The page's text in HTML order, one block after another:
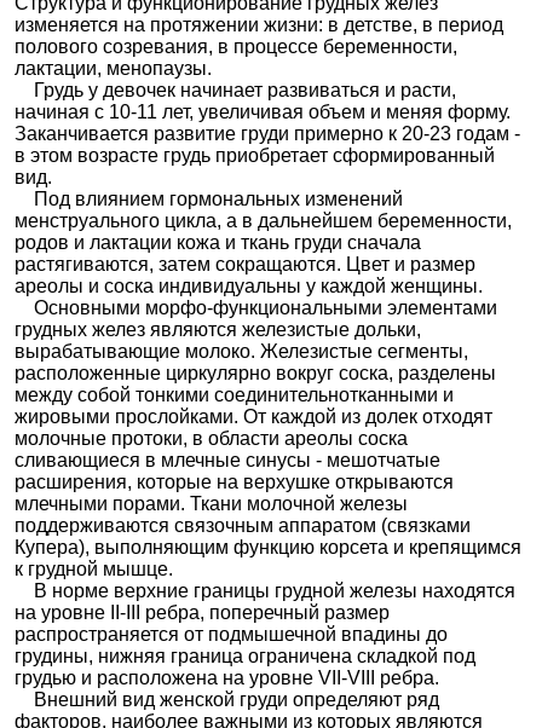
изменяется на протяжении жизни: в детстве, в период
полового созревания, в процессе беременности,
лактации, менопаузы.
Грудь у девочек начинает развиваться и расти,
начиная с 10-11 лет, увеличивая объем и меняя форму.
Заканчивается развитие груди примерно к 20-23 годам -
в этом возрасте грудь приобретает сформированный
вид.
Под влиянием гормональных изменений
менструального цикла, а в дальнейшем беременности,
родов и лактации кожа и ткань груди сначала
растягиваются, затем сокращаются. Цвет и размер
ареолы и соска индивидуальны у каждой женщины.
Основными морфо-функциональными элементами
грудных желез являются железистые дольки,
вырабатывающие молоко. Железистые сегменты,
расположенные циркулярно вокруг соска, разделены
между собой тонкими соединительнотканными и
жировыми прослойками. От каждой из долек отходят
молочные протоки, в области ареолы соска
сливающиеся в млечные синусы - мешотчатые
расширения, которые на верхушке открываются
млечными порами. Ткани молочной железы
поддерживаются связочным аппаратом (связками
Купера), выполняющим функцию корсета и крепящимся
к грудной мышце.
В норме верхние границы грудной железы находятся
на уровне II-III ребра, поперечный размер
распространяется от подмышечной впадины до
грудины, нижняя граница ограничена складкой под
грудью и расположена на уровне VII-VIII ребра.
Внешний вид женской груди определяют ряд
факторов, наиболее важными из которых являются